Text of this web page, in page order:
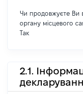
Чи продовжуєте Ви
органу місцевого
Так
2.1.